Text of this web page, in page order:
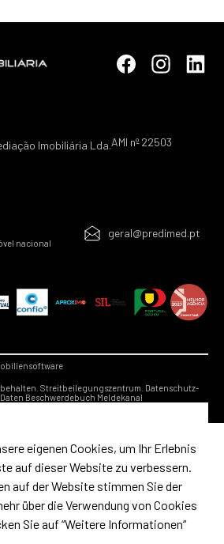
Imobiliária Lda.AMI nº 22503
nacional
geral@predimed.pt
Streitbeilegungszentrum. Datenschutz-
Beschwerdebuch Meldekanal
eigenen Cookies, um Ihr Erlebnis
auf dieser Website zu verbessern.
auf der Website stimmen Sie der
über die Verwendung von Cookies
Sie auf “Weitere Informationen“